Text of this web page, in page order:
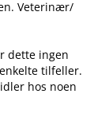
Veterinær​/​
dette ingen
tilfeller.
hos noen